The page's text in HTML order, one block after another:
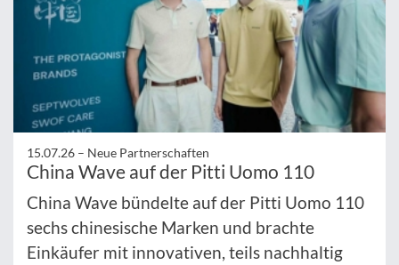
15.07.26 – Neue Partnerschaften
China Wave auf der Pitti Uomo 110
China Wave bündelte auf der Pitti Uomo 110
sechs chinesische Marken und brachte
Einkäufer mit innovativen, teils nachhaltig